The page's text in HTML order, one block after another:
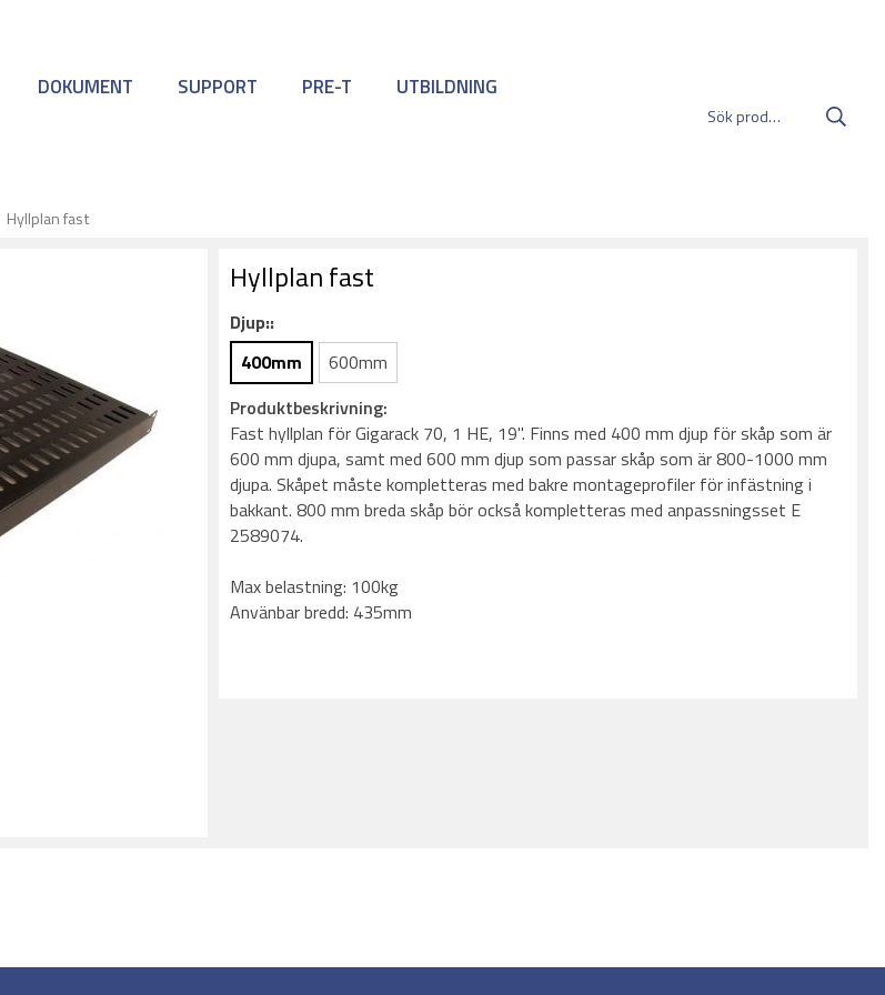
DOKUMENT SUPPORT PRE-T UTBILDNING
Hyllplan fast
Hyllplan fast
Djup::
400mm
600mm
Produktbeskrivning:
Fast hyllplan för Gigarack 70, 1 HE, 19''. Finns med 400 mm djup för skåp som är
600 mm djupa, samt med 600 mm djup som passar skåp som är 800-1000 mm
djupa. Skåpet måste kompletteras med bakre montageprofiler för infästning i
bakkant. 800 mm breda skåp bör också kompletteras med anpassningsset E
2589074.
Max belastning: 100kg
Använbar bredd: 435mm